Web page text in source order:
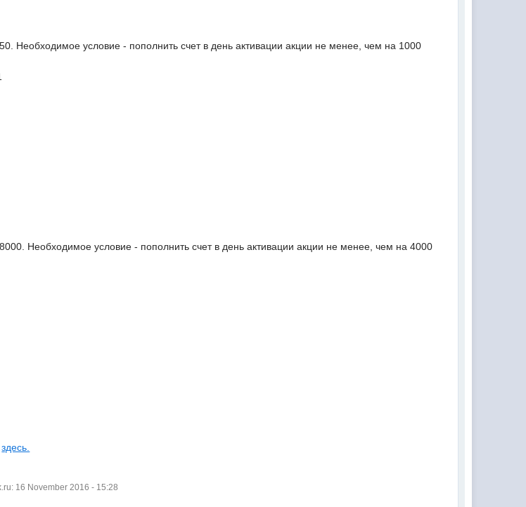
Необходимое условие - пополнить счет в день активации акции не менее, чем на 1000
Необходимое условие - пополнить счет в день активации акции не менее, чем на 4000
здесь.
16 November 2016 - 15:28